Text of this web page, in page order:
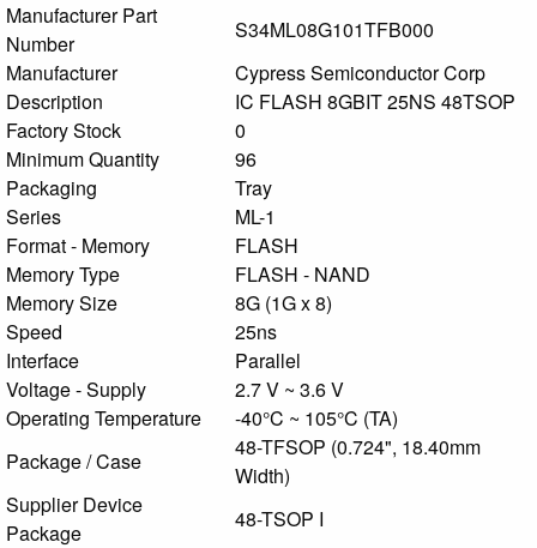
Manufacturer Part
Number
S34ML08G101TFB000
Manufacturer
Cypress Semiconductor Corp
Description
IC FLASH 8GBIT 25NS 48TSOP
Factory Stock
0
Minimum Quantity
96
Packaging
Tray
Series
ML-1
Format - Memory
FLASH
Memory Type
FLASH - NAND
Memory Size
8G (1G x 8)
Speed
25ns
Interface
Parallel
Voltage - Supply
2.7 V ~ 3.6 V
Operating Temperature
-40°C ~ 105°C (TA)
Package / Case
48-TFSOP (0.724", 18.40mm
Width)
Supplier Device
Package
48-TSOP I